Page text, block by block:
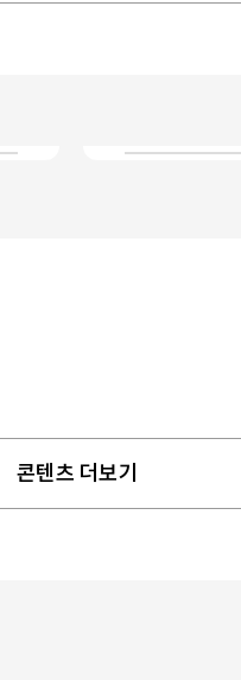
콘텐츠 더보기